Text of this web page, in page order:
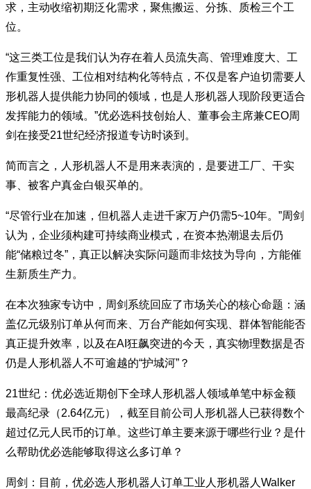
求，主动收缩初期泛化需求，聚焦搬运、分拣、质检三个工
位。
“这三类工位是我们认为存在着人员流失高、管理难度大、工
作重复性强、工位相对结构化等特点，不仅是客户迫切需要人
形机器人提供能力协同的领域，也是人形机器人现阶段更适合
发挥能力的领域。”优必选科技创始人、董事会主席兼CEO周
剑在接受21世纪经济报道专访时谈到。
简而言之，人形机器人不是用来表演的，是要进工厂、干实
事、被客户真金白银买单的。
“尽管行业在加速，但机器人走进千家万户仍需5~10年。”周剑
认为，企业须构建可持续商业模式，在资本热潮退去后仍
能“储粮过冬”，真正以解决实际问题而非炫技为导向，方能催
生新质生产力。
在本次独家专访中，周剑系统回应了市场关心的核心命题：涵
盖亿元级别订单从何而来、万台产能如何实现、群体智能能否
真正提升效率，以及在AI狂飙突进的今天，真实物理数据是否
仍是人形机器人不可逾越的“护城河”？
21世纪：优必选近期创下全球人形机器人领域单笔中标金额
最高纪录（2.64亿元），截至目前公司人形机器人已获得数个
超过亿元人民币的订单。这些订单主要来源于哪些行业？是什
么帮助优必选能够取得这么多订单？
周剑：目前，优必选人形机器人订单工业人形机器人Walker